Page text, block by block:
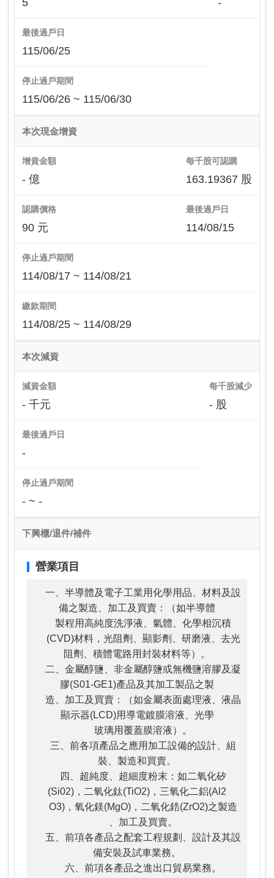
5 -
最後過戶日
115/06/25
停止過戶期間
115/06/26 ~ 115/06/30
本次現金增資
增資金額
- 億
每千股可認購
163.19367 股
認購價格
90 元
最後過戶日
114/08/15
停止過戶期間
114/08/17 ~ 114/08/21
繳款期間
114/08/25 ~ 114/08/29
本次減資
減資金額
- 千元
每千股減少
- 股
最後過戶日
-
停止過戶期間
- ~ -
下興櫃/退件/補件
營業項目
一、半導體及電子工業用化學用品、材料及設
備之製造、加工及買賣：（如半導體
製程用高純度洗淨液、氣體、化學相沉積
(CVD)材料，光阻劑、顯影劑、研磨液、去光
阻劑、積體電路用封裝材料等）。
二、金屬醇鹽、非金屬醇鹽或無機鹽溶膠及凝
膠(S01-GE1)產品及其加工製品之製
造、加工及買賣：（如金屬表面處理液、液晶
顯示器(LCD)用導電鍍膜溶液、光學
玻璃用覆蓋膜溶液）。
三、前各項產品之應用加工設備的設計、組
裝、製造和買賣。
四、超純度、超細度粉末：如二氧化矽
(Si02)，二氧化鈦(TiO2)，三氧化二鋁(Al2
O3)，氧化鎂(MgO)，二氧化鋯(ZrO2)之製造
、加工及買賣。
五、前項各產品之配套工程規劃、設計及其設
備安裝及試車業務。
六、前項各產品之進出口貿易業務。